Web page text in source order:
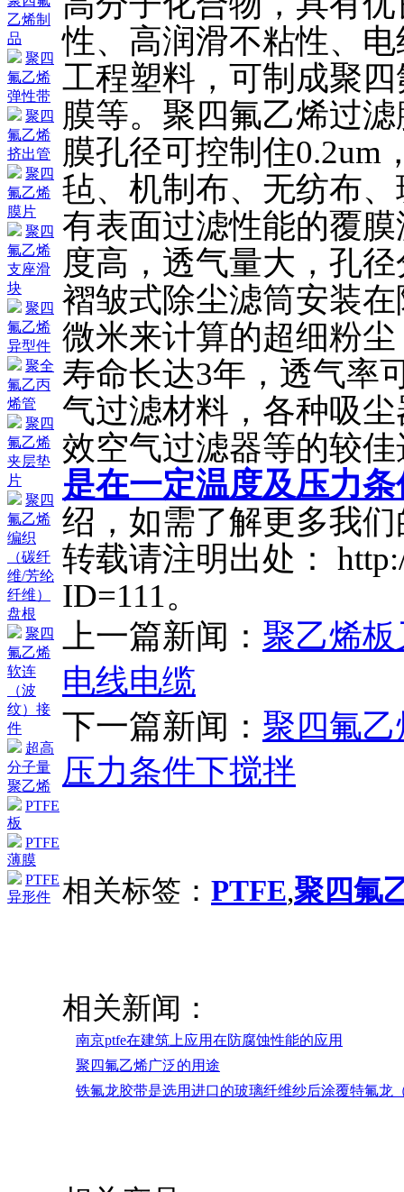
乙烯制
品
聚四
氟乙烯
弹性带
聚四
氟乙烯
挤出管
聚四
氟乙烯
膜片
聚四
氟乙烯
支座滑
块
聚四
氟乙烯
异型件
聚全
氟乙丙
烯管
聚四
氟乙烯
夹层垫
片
聚四
氟乙烯
编织
（碳纤
维/芳纶
纤维）
盘根
聚四
氟乙烯
软连
（波
纹）接
件
超高
分子量
聚乙烯
PTFE
板
PTFE
薄膜
PTFE
异形件
性、高润滑不粘性、
工程塑料，可制成聚
膜等。聚四氟乙烯过
膜孔径可控制住0.2um
毡、机制布、无纺布
有表面过滤性能的覆
度高，透气量大，孔
褶皱式除尘滤筒安装
微米来计算的超细粉
寿命长达3年，透气率
气过滤材料，各种吸
效空气过滤器等的较
是在一定温度及压力
绍，如需了解更多我
转载请注明出处：
ID=111。
上一篇新闻： 聚乙烯
电线电缆
下一篇新闻： 聚四氟
压力条件下搅拌
相关标签： PTFE,聚四氟
相关新闻：
南京ptfe在建筑上应用在防腐蚀性能的应用
聚四氟乙烯广泛的用途
铁氟龙胶带是选用进口的玻璃纤维纱后涂覆特氟龙